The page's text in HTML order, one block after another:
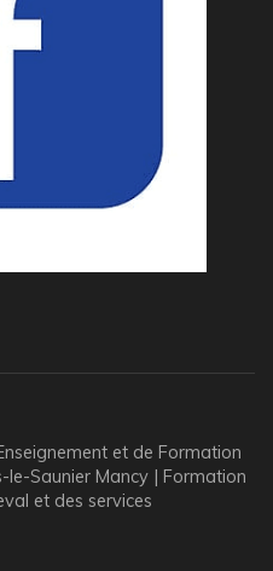
et de Formation
le-Saunier Mancy | Formation
et des services